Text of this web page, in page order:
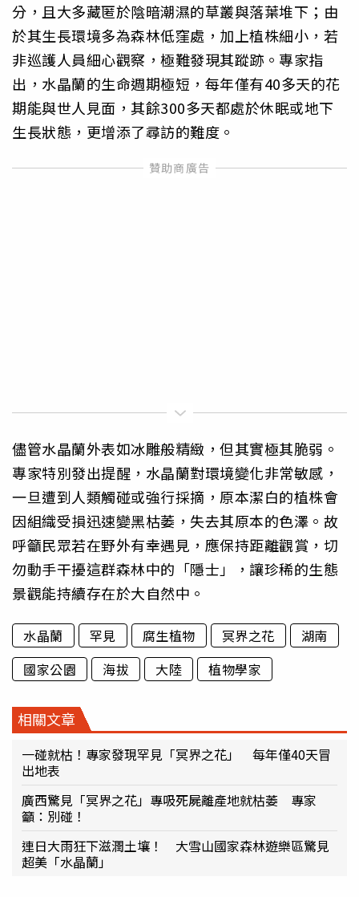
分，且大多藏匿於陰暗潮濕的草叢與落葉堆下；由
於其生長環境多為森林低窪處，加上植株細小，若
非巡護人員細心觀察，極難發現其蹤跡。專家指
出，水晶蘭的生命週期極短，每年僅有40多天的花
期能與世人見面，其餘300多天都處於休眠或地下
生長狀態，更增添了尋訪的難度。
儘管水晶蘭外表如冰雕般精緻，但其實極其脆弱。
專家特別發出提醒，水晶蘭對環境變化非常敏感，
一旦遭到人類觸碰或強行採摘，原本潔白的植株會
因組織受損迅速變黑枯萎，失去其原本的色澤。故
呼籲民眾若在野外有幸遇見，應保持距離觀賞，切
勿動手干擾這群森林中的「隱士」，讓珍稀的生態
景觀能持續存在於大自然中。
水晶蘭 罕見 腐生植物 冥界之花
湖南
國家公園
海拔 大陸 植物學家
相關文章
一碰就枯！專家發現罕見「冥界之花」 每年僅40天冒
出地表
廣西驚見「冥界之花」專吸死屍離產地就枯萎 專家
籲：別碰！
連日大雨狂下滋潤土壤！ 大雪山國家森林遊樂區驚見
超美「水晶蘭」